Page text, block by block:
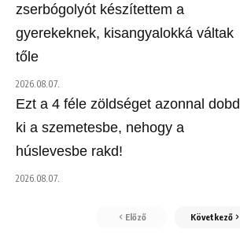
zserbógolyót készítettem a
gyerekeknek, kisangyalokká váltak
tőle
2026.08.07.
Ezt a 4 féle zöldséget azonnal dobd
ki a szemetesbe, nehogy a
húslevesbe rakd!
2026.08.07.
Előző Következő